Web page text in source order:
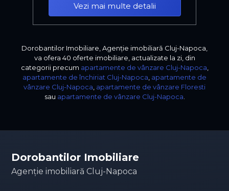
Vezi mai multe detalii
Dorobantilor Imobiliare, Agenție imobiliară Cluj-Napoca,
va ofera 40 oferte imobiliare, actualizate la zi, din
categorii precum apartamente de vânzare Cluj-Napoca
apartamente de închiriat Cluj-Napoca apartamente de
vânzare Cluj-Napoca apartamente de vânzare Floresti
sau apartamente de vânzare Cluj-Napoca
Dorobantilor Imobiliare
Agenție imobiliară Cluj-Napoca